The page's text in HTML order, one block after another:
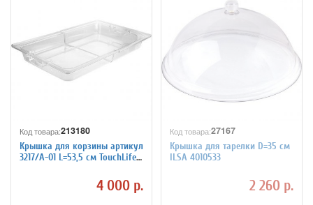
Код товара:213180
Крышка для корзины артикул
3217/A-01 L=53,5 см TouchLife
4 000 р.
Код товара:27167
Крышка для тарелки D=35 см
ILSA 4010533
2 260 р.